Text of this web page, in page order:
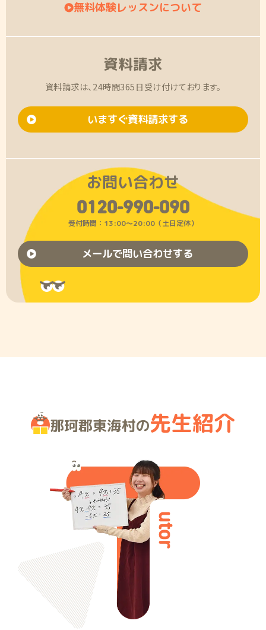
無料体験レッスンについて
資料請求
資料請求は、24時間365日受け付けております。
いますぐ資料請求する
お問い合わせ
0120-990-090
受付時間：13:00〜20:00（土日定休）
メールで問い合わせする
那珂郡東海村の先生紹介